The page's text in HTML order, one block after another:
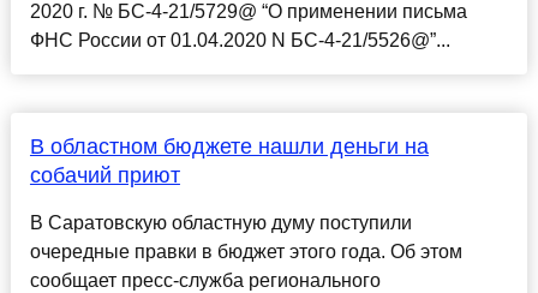
2020 г. № БС-4-21/5729@ “О применении письма
ФНС России от 01.04.2020 N БС-4-21/5526@”...
В областном бюджете нашли деньги на
собачий приют
В Саратовскую областную думу поступили
очередные правки в бюджет этого года. Об этом
сообщает пресс-служба регионального